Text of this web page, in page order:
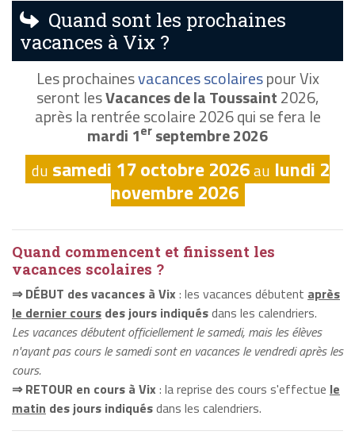
Quand sont les prochaines
vacances à Vix ?
Les prochainesvacances scolairespour Vix
seront lesVacances de la Toussaint2026,
après la rentrée scolaire 2026 qui se fera le
mardi 1er septembre 2026
du samedi 17 octobre 2026au lundi 2
novembre 2026
Quand commencent et finissent les
vacances scolaires ?
⇒ DÉBUT des vacances à Vix : les vacances débutent après
le dernier cours des jours indiquésdans les calendriers.
Les vacances débutent officiellement le samedi, mais les élèves
n'ayant pas cours le samedi sont en vacances le vendredi après les
cours.
⇒ RETOUR en cours à Vix : la reprise des cours s'effectue le
matin des jours indiquésdans les calendriers.